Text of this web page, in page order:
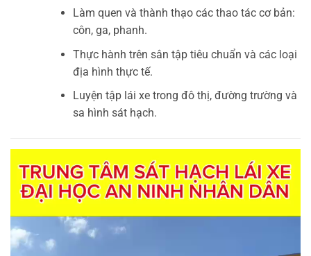
Làm quen và thành thạo các thao tác cơ bản:
côn, ga, phanh.
Thực hành trên sân tập tiêu chuẩn và các loại
địa hình thực tế.
Luyện tập lái xe trong đô thị, đường trường và
sa hình sát hạch.
Video